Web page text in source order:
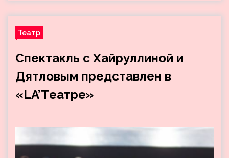
Театр
Спектакль с Хайруллиной и
Дятловым представлен в
«LA’Tеатре»